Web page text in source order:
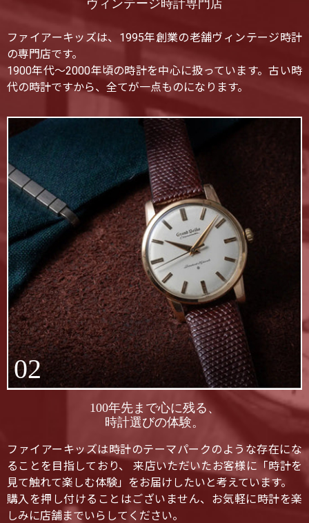
ヴィンテージ時計専門店
ファイアーキッズは、1995年創業の老舗ヴィンテージ時計
の専門店です。
1900年代〜2000年頃の時計を中心に扱っています。古い時
代の時計ですから、全てが一点ものになります。
02
100年先まで心に残る、
時計選びの体験。
ファイアーキッズは時計のテーマパークのような存在にな
ることを目指しており、 来店いただいたお客様に「時計を
見て触れて楽しむ体験」をお届けしたいと考えています。
購入を押し付けることはございません、お気軽に時計を楽
しみに店舗までいらしてください。